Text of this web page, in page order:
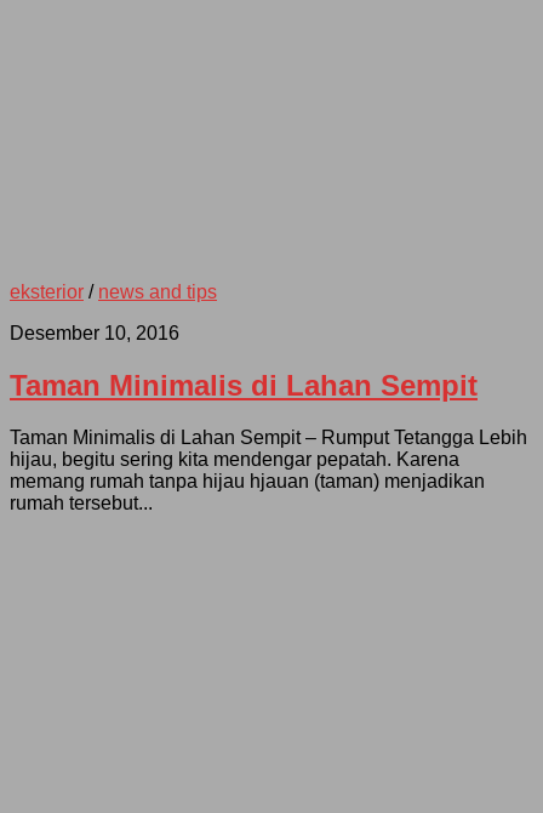
eksterior / news and tips
Desember 10, 2016
Taman Minimalis di Lahan Sempit
Taman Minimalis di Lahan Sempit – Rumput Tetangga Lebih
hijau, begitu sering kita mendengar pepatah. Karena
memang rumah tanpa hijau hjauan (taman) menjadikan
rumah tersebut...